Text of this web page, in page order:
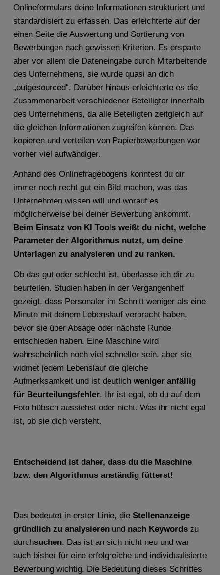
Onlineformulars deine Informationen strukturiert und
standardisiert zu erfassen. Das erleichterte auf der
einen Seite die Auswertung und Sortierung von
Bewerbungen nach gewissen Kriterien. Es ersparte
aber vor allem die Dateneingabe durch Mitarbeitende
des Unternehmens, sie wurde quasi an dich
„outgesourced“. Darüber hinaus erleichterte es die
Zusammenarbeit verschiedener Beteiligter innerhalb
des Unternehmens, da alle Beteiligten zeitgleich auf
die gleichen Informationen zugreifen können. Das
kopieren und verteilen von Papierbewerbungen war
vorher viel aufwändiger.
Anhand des Onlinefragebogens konntest du dir
immer noch recht gut ein Bild machen, was das
Unternehmen wissen will und worauf es
möglicherweise bei deiner Bewerbung ankommt.
Beim Einsatz von KI Tools weißt du nicht, welche
Parameter der Algorithmus nutzt, um deine
Unterlagen zu analysieren und zu ranken.
Ob das gut oder schlecht ist, überlasse ich dir zu
beurteilen. Studien haben in der Vergangenheit
gezeigt, dass Personaler im Schnitt weniger als eine
Minute mit deinem Lebenslauf verbracht haben,
bevor sie über Absage oder nächste Runde
entschieden haben. Eine Maschine wird
wahrscheinlich noch viel schneller sein, aber sie
widmet jedem Lebenslauf die gleiche
Aufmerksamkeit und ist deutlich weniger anfällig
für Beurteilungsfehler. Ihr ist egal, ob du auf dem
Foto hübsch aussiehst oder nicht. Was ihr nicht egal
ist, ob sie dich versteht.
Entscheidend ist daher, dass du die Maschine
bzw. den Algorithmus anständig fütterst!
Das bedeutet in erster Linie, die Stellenanzeige
gründlich zu analysierenund nach Keywordszu
durchsuchen. Das ist an sich nicht neu und war
auch bisher für eine erfolgreiche und individualisierte
Bewerbung wichtig. Die Bedeutung dieses Schrittes